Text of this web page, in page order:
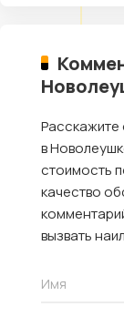
Расскажите
в
стоимость
качество
вызвать